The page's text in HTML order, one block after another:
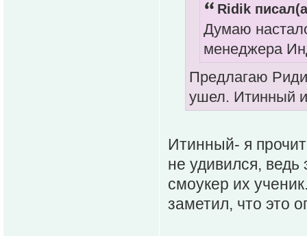
Ridik
Думаю
менеджера
Предлагаю
ушел. Итинный
Итинный- я
не удивился,
смоукер их
заметил, что это